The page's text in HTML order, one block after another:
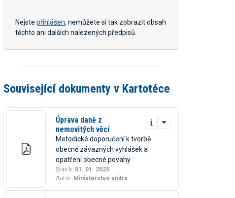
Kyberbezpečnost – phishing a
základní hrozby
Nejste přihlášen, nemůžete si tak zobrazit obsah
těchto ani dalších nalezených předpisů.
Související dokumenty v Kartotéce
Úprava daně z
nemovitých věcí
Metodické doporučení k tvorbě
obecně závazných vyhlášek a
opatření obecné povahy
Stav k: 01. 01. 2025
Autor: Ministerstvo vnitra